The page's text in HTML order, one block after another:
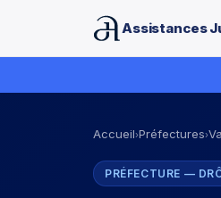
Assistances
Accueil›Préfectures›
PRÉFECTURE —